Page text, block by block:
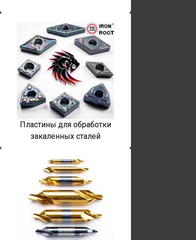
Пластины для обработки
закаленных сталей